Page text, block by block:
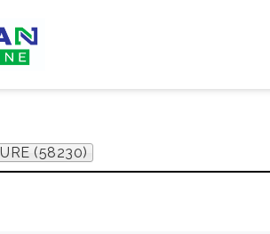
(58230)